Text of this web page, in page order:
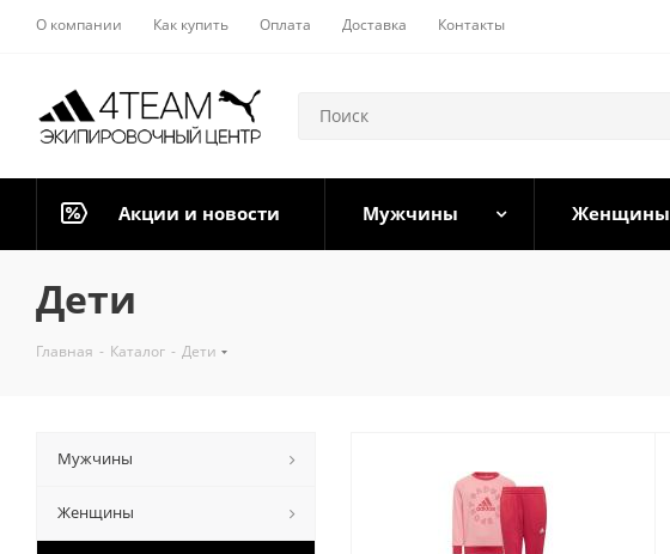
О компании Как купить Оплата Доставка Контакты
Акции и новости Мужчины Женщины
Дети
Главная - Каталог - Дети
Мужчины
Женщины